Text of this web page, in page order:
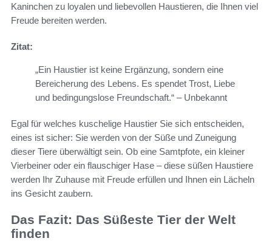
Kaninchen zu loyalen und liebevollen Haustieren, die Ihnen viel
Freude bereiten werden.
Zitat:
„Ein Haustier ist keine Ergänzung, sondern eine
Bereicherung des Lebens. Es spendet Trost, Liebe
und bedingungslose Freundschaft.“ – Unbekannt
Egal für welches kuschelige Haustier Sie sich entscheiden,
eines ist sicher: Sie werden von der Süße und Zuneigung
dieser Tiere überwältigt sein. Ob eine Samtpfote, ein kleiner
Vierbeiner oder ein flauschiger Hase – diese süßen Haustiere
werden Ihr Zuhause mit Freude erfüllen und Ihnen ein Lächeln
ins Gesicht zaubern.
Das Fazit: Das Süßeste Tier der Welt
finden